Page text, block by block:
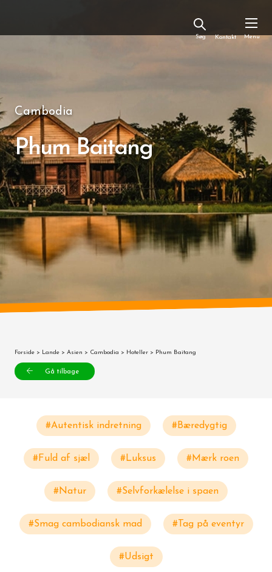
Kontakt
Cambodia
Phum Baitang
Forside > Lande > Asien > Cambodia > Hoteller > Phum Baitang
Gå tilbage
#Autentisk indretning #Bæredygtig
#Fuld af sjæl #Luksus #Mærk roen
#Natur #Selvforkælelse i spaen
#Smag cambodiansk mad #Tag på eventyr
#Udsigt